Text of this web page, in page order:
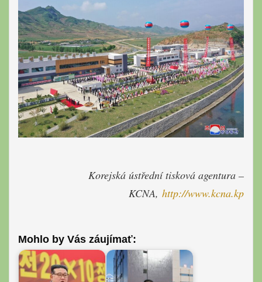
Korejská ústřední tisková agentura –
KCNA, http://www.kcna.kp
Mohlo by Vás záujímať: